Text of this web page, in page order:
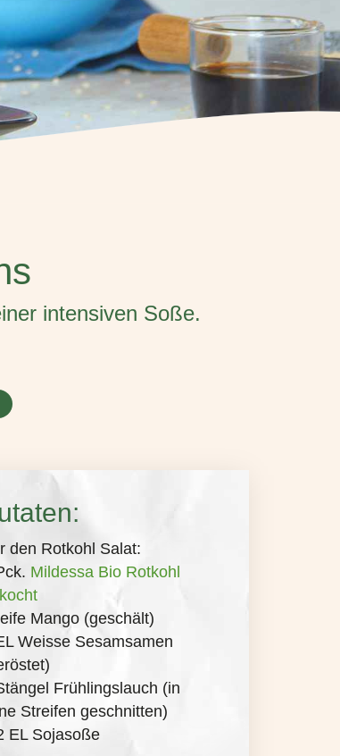
intensiven Soße.
den Rotkohl Salat:
Mildessa Bio Rotkohl
Mango (geschält)
Weisse Sesamsamen
Frühlingslauch (in
Streifen geschnitten)
EL Sojasoße